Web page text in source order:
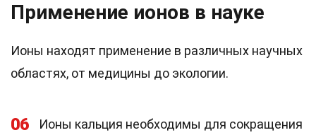
Применение ионов в науке
Ионы находят применение в различных научных
областях, от медицины до экологии.
06
Ионы кальция необходимы для сокращения